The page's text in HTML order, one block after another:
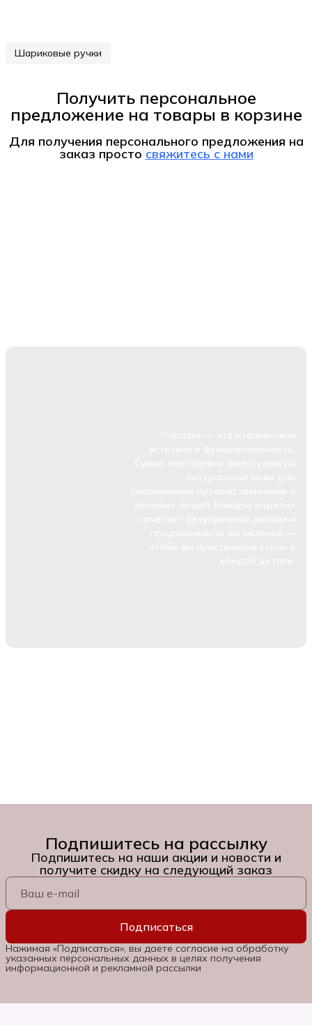
Шариковые ручки
Получить персональное
предложение на товары в корзине
Для получения персонального предложения на
заказ просто свяжитесь с нами
Подпишитесь на рассылку
Подпишитесь на наши акции и новости и
получите скидку на следующий заказ
Подписаться
Нажимая «Подписаться», вы даете согласие на обработку
указанных персональных данных в целях получения
информационной и рекламной рассылки